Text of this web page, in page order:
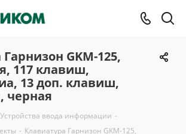
GKM-125,
117 клавиш,
13 доп. клавиш,
черная
Устройства ввода информации -
- Клавиатура Гарнизон GKM-125,